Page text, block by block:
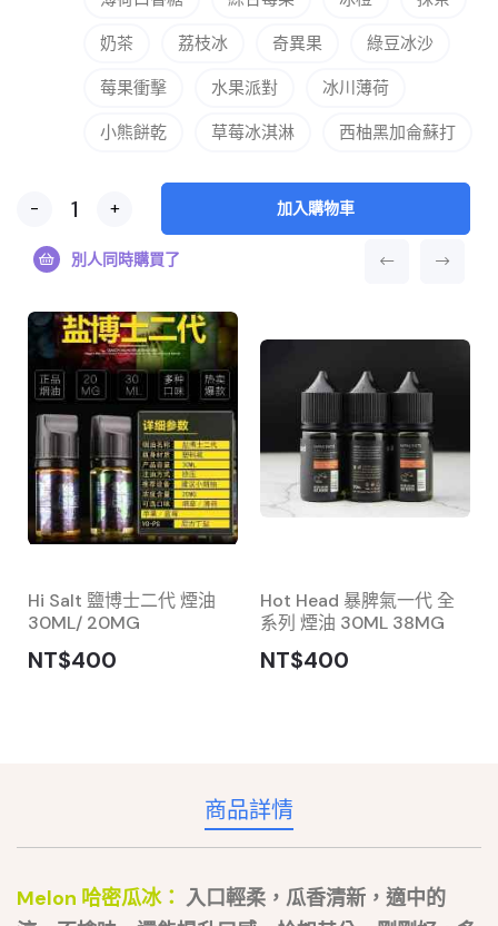
奶茶
荔枝冰 奇異果
綠豆冰沙
莓果衝擊
水果派對
冰川薄荷
小熊餅乾
草莓冰淇淋 西柚黑加侖蘇打
- + 加入購物車
別人同時購買了
Hi Salt 鹽博士二代 煙油
30ML/ 20MG
NT$400
Hot Head 暴脾氣一代 全
系列 煙油 30ML 38MG
NT$400
商品詳情
Melon 哈密瓜冰： 入口輕柔，瓜香清新，適中的